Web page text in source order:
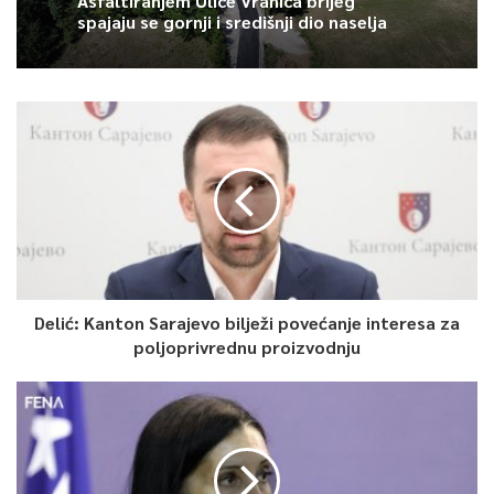
održan od 13. do 20. augusta ove godine.
0
Article Rating
spajaju se gornji i središnji dio naselja
Delić: Kanton Sarajevo bilježi povećanje interesa za
poljoprivrednu proizvodnju